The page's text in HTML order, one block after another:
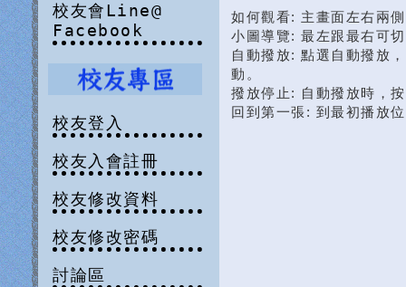
如何觀看: 主畫面左右兩
小圖導覽: 最左跟最右可
自動撥放: 點選自動撥放
動。
撥放停止: 自動撥放時，
回到第一張: 到最初播放
校友會Line@
Facebook
校友登入
校友入會註冊
校友修改資料
校友修改密碼
討論區